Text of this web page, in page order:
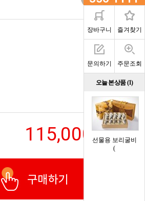
장바구니 즐겨찾기
문의하기 주문조회
오늘 본 상품 (1)
선물용 보리굴비
(
115,000원